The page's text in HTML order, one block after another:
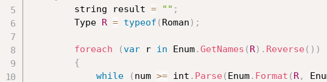
        string result
= "" ;
        Type
R = typeof ( Roman ) ;
foreach (var r in Enum.GetNames ( R) . Reverse( ) )
{
while
( num >= int . Parse( Enum. Format ( R,